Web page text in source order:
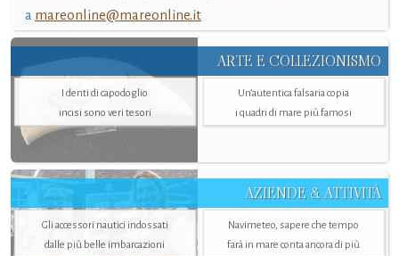
a mareonline@mareonline.it
ARTE E COLLEZIONISMO
I denti di capodoglio
incisi sono veri tesori
Un’autentica falsaria copia
i quadri di mare più famosi
AZIENDE & ATTIVITÀ
Gli accessori nautici indossati
dalle più belle imbarcazioni
Navimeteo, sapere che tempo
farà in mare conta ancora di più